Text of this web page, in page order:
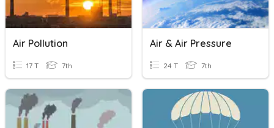
Air Pollution
17 T 7th
Air & Air Pressure
24 T 7th